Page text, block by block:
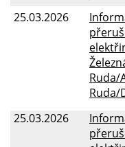
25.03.2026
Ruda/
Ruda/
25.03.2026